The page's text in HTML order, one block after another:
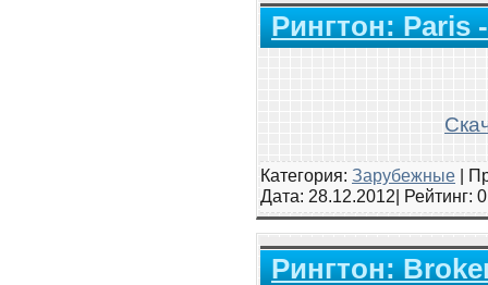
Рингтон: Paris
Категория: Зарубежные |
Дата: 28.12.2012| Рейтинг:
Рингтон: